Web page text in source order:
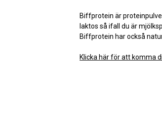
Biffprotein är
laktos så ifall du är
Biffprotein har också
Klicka här för att komma